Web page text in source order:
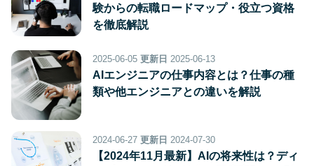
験からの転職ロードマップ・役立つ資格
を徹底解説
2025-06-05 更新日 2025-06-13
AIエンジニアの仕事内容とは？仕事の種
類や他エンジニアとの違いを解説
2024-06-27 更新日 2024-07-30
【2024年11月最新】AIの将来性は？ディ